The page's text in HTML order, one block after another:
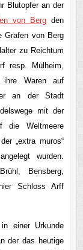
Blutopfer an der
von Berg den
Grafen von Berg
zu Reichtum
resp. Mülheim,
ihre Waren auf
an der Stadt
mit der
die Weltmeere
„extra muros“
wurden.
Bensberg,
Schloss Arff
einer Urkunde
der das heutige